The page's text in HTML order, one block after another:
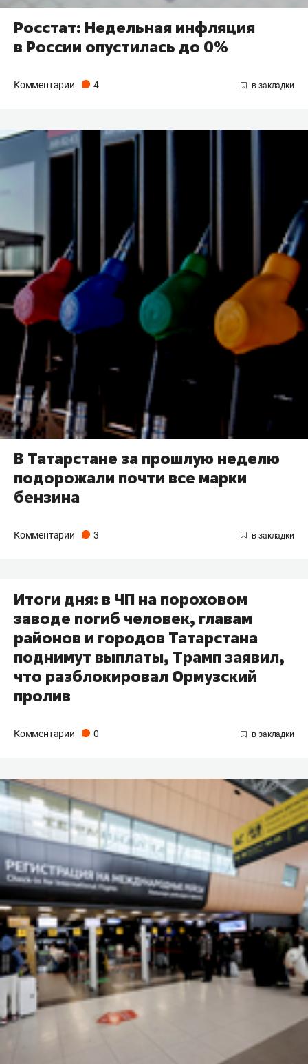
Росстат: Недельная инфляция
в России опустилась до 0%
Комментарии 4
В Татарстане за прошлую неделю
подорожали почти все марки
бензина
Комментарии 3
Итоги дня: в ЧП на пороховом
заводе погиб человек, главам
районов и городов Татарстана
поднимут выплаты, Трамп заявил,
что разблокировал Ормузский
пролив
Комментарии 0